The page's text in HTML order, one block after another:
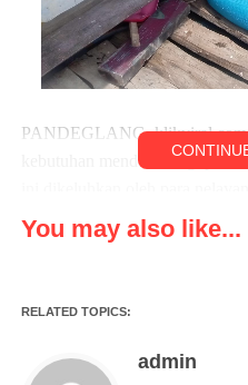
PANDEGLANG,
kebutuhan mendasar bagi para
kenaikan harga garam yang
enam kali lipat, sehingga
Harga kebutuhan garam
semakin melonjak hingga
You may also like...
RELATED TOPICS:
admin